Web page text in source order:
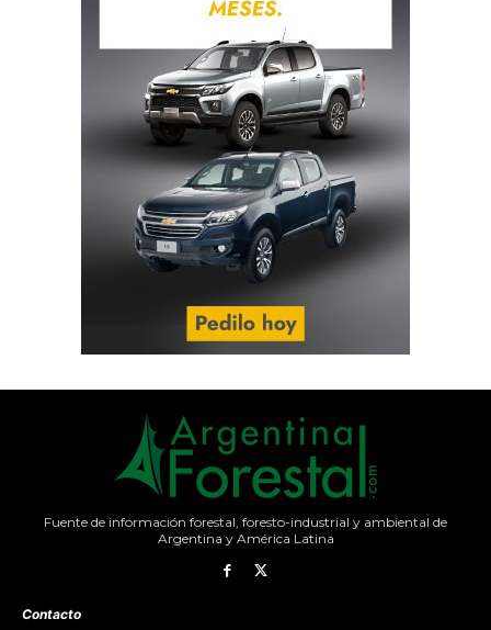
Fuente de información forestal, foresto-industrial y ambiental de
Argentina y América Latina
Contacto